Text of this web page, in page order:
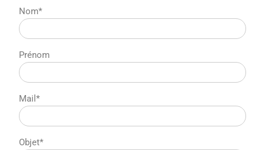
Nom*
Prénom
Mail*
Objet*